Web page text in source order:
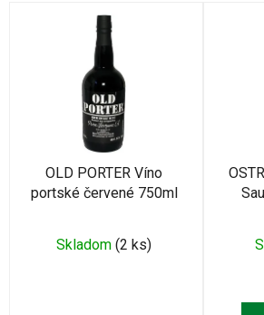
OLD PORTER Víno
portské červené 750ml
Skladom (2 ks)